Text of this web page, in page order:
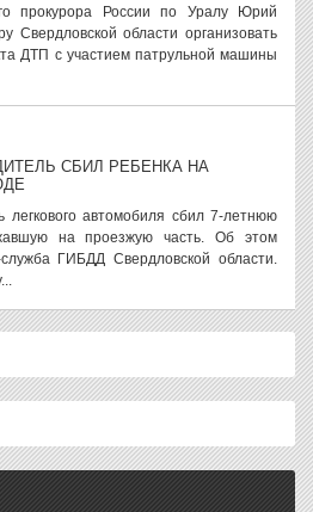
прокурора России по Уралу Юрий
Свердловской области организовать
ДТП с участием патрульной машины
СБИЛ РЕБЕНКА НА
легкового автомобиля сбил 7-летнюю
на проезжую часть. Об этом
ГИБДД Свердловской области.